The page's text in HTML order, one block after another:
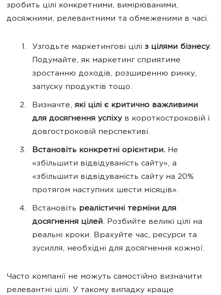
зробить цілі конкретними, вимірюваними,
досяжними, релевантними та обмеженими в часі.
Узгодьте маркетингові цілі з цілями бізнесу.
Подумайте, як маркетинг сприятиме
зростанню доходів, розширенню ринку,
запуску продуктів тощо.
Визначте, які цілі є критично важливими
для досягнення успіхув короткостроковій і
довгостроковій перспективі.
Встановіть конкретні орієнтири. Не
«збільшити відвідуваність сайту», а
«збільшити відвідуваність сайту на 20%
протягом наступних шести місяців».
Встановіть реалістичні терміни для
досягнення цілей. Розбийте великі цілі на
реальні кроки. Врахуйте час, ресурси та
зусилля, необхідні для досягнення кожної.
Часто компанії не можуть самостійно визначити
релевантні цілі. У такому випадку краще